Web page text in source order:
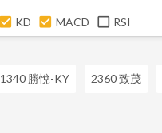
KD MACD RSI
1340 勝悅-KY 2360 致茂